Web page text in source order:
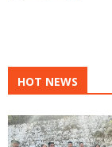
HOT NEWS